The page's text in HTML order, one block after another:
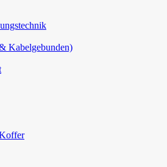
Kabelgebunden)